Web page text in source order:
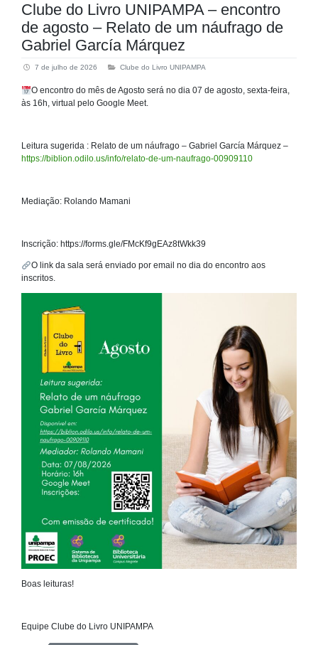
Clube do Livro UNIPAMPA – encontro
de agosto – Relato de um náufrago de
Gabriel García Márquez
7 de julho de 2026 Clube do Livro UNIPAMPA
O encontro do mês de Agosto será no dia 07 de agosto, sexta-feira,
às 16h, virtual pelo Google Meet.
Leitura sugerida : Relato de um náufrago – Gabriel García Márquez –
https://biblion.odilo.us/info/relato-de-um-naufrago-00909110
Mediação: Rolando Mamani
Inscrição: https://forms.gle/FMcKf9gEAz8tWkk39
O link da sala será enviado por email no dia do encontro aos
inscritos.
Boas leituras!
Equipe Clube do Livro UNIPAMPA